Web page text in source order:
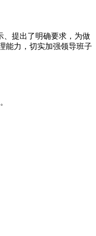
、提出了明确要求，为做
能力，切实加强领导班子